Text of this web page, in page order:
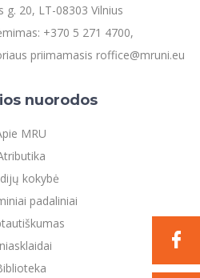
g. 20, LT-08303 Vilnius
+370 5 271 4700,
priimamasis roffice@mruni.eu
nuorodos
MRU
kokybė
padaliniai